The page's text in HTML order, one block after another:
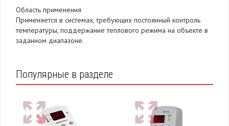
Область применения
Применяется в системах, требующих постоянный контроль
температуры, поддержание теплового режима на объекте в
заданном диапазоне.
Популярные в разделе